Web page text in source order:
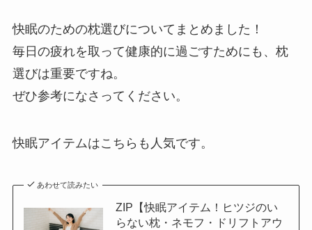
快眠のための枕選びについてまとめました！
毎日の疲れを取って健康的に過ごすためにも、枕
選びは重要ですね。
ぜひ参考になさってください。
快眠アイテムはこちらも人気です。
あわせて読みたい
ZIP【快眠アイテム！ヒツジのい
らない枕・ネモフ・ドリフトアウ